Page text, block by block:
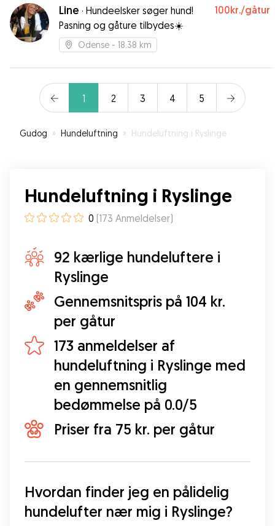
pasningen.”
Line · Hundeelsker søger hund!
Pasning og gåture tilbydes☀️
100kr./gåtur
Odense - 18.38 km
1 2 3 4 5
Gudog » Hundeluftning » Hundeluftning i Ryslinge
Hundeluftning i Ryslinge
0 (173 Anmeldelser)
92 kærlige hundeluftere i
Ryslinge
Gennemsnitspris på 104 kr.
per gåtur
173 anmeldelser af
hundeluftning i Ryslinge med
en gennemsnitlig
bedømmelse på 0.0/5
Priser fra 75 kr. per gåtur
Hvordan finder jeg en pålidelig
hundelufter nær mig i Ryslinge?